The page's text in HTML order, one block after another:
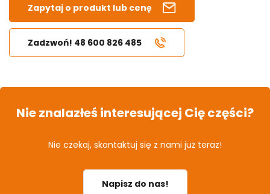
Zapytaj o produkt lub cenę
Zadzwoń! 48 600 826 485
Nie znalazłeś interesującej Cię części?
Nie czekaj, skontaktuj się z nami już teraz!
Napisz do nas!